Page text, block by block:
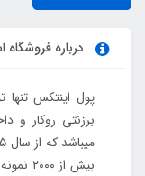
درباره فروشگاه
پول اینتکس تنها
برزنتی روکار
بیش